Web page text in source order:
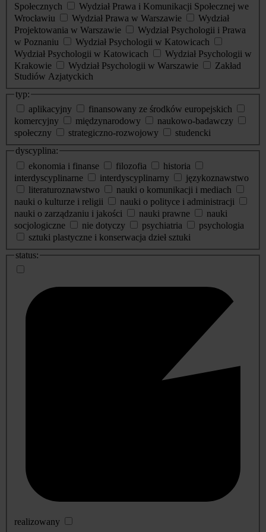
Społecznych
Wydział Prawa i Komunikacji Społecznej we
Wrocławiu
Wydział Prawa w Warszawie
Wydział
Projektowania w Warszawie
Wydział Psychologii i Prawa
w Poznaniu
Wydział Psychologii w Katowicach
Wydział Psychologii w Katowicach
Wydział Psychologii w
Krakowie
Wydział Psychologii w Warszawie
Zakład
Studiów Azjatyckich
typ:
aplikacyjny
finansowany ze środków europejskich
komercyjny
międzynarodowy
naukowo-badawczy
społeczny
strategiczno-rozwojowy
studencki
dyscyplina:
ekonomia i finanse
filozofia
historia
interdyscyplinarne
interdyscyplinarny
językoznawstwo
literaturoznawstwo
nauki o komunikacji i mediach
nauki o kulturze i religii
nauki o polityce i administracji
nauki o zarządzaniu i jakości
nauki prawne
nauki
socjologiczne
nie dotyczy psychiatria
psychologia
sztuki plastyczne i konserwacja dzieł sztuki
status:
realizowany